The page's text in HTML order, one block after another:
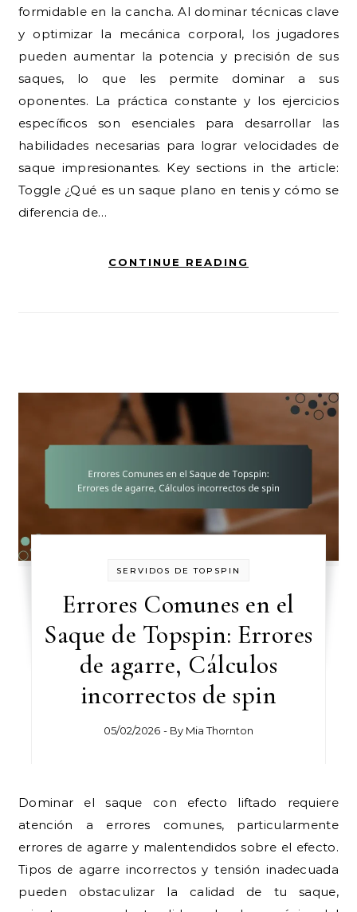
formidable en la cancha. Al dominar técnicas clave
y optimizar la mecánica corporal, los jugadores
pueden aumentar la potencia y precisión de sus
saques, lo que les permite dominar a sus
oponentes. La práctica constante y los ejercicios
específicos son esenciales para desarrollar las
habilidades necesarias para lograr velocidades de
saque impresionantes. Key sections in the article:
Toggle ¿Qué es un saque plano en tenis y cómo se
diferencia de…
CONTINUE READING
SERVIDOS DE TOPSPIN
Errores Comunes en el
Saque de Topspin: Errores
de agarre, Cálculos
incorrectos de spin
05/02/2026 - By Mia Thornton
Dominar el saque con efecto liftado requiere
atención a errores comunes, particularmente
errores de agarre y malentendidos sobre el efecto.
Tipos de agarre incorrectos y tensión inadecuada
pueden obstaculizar la calidad de tu saque,